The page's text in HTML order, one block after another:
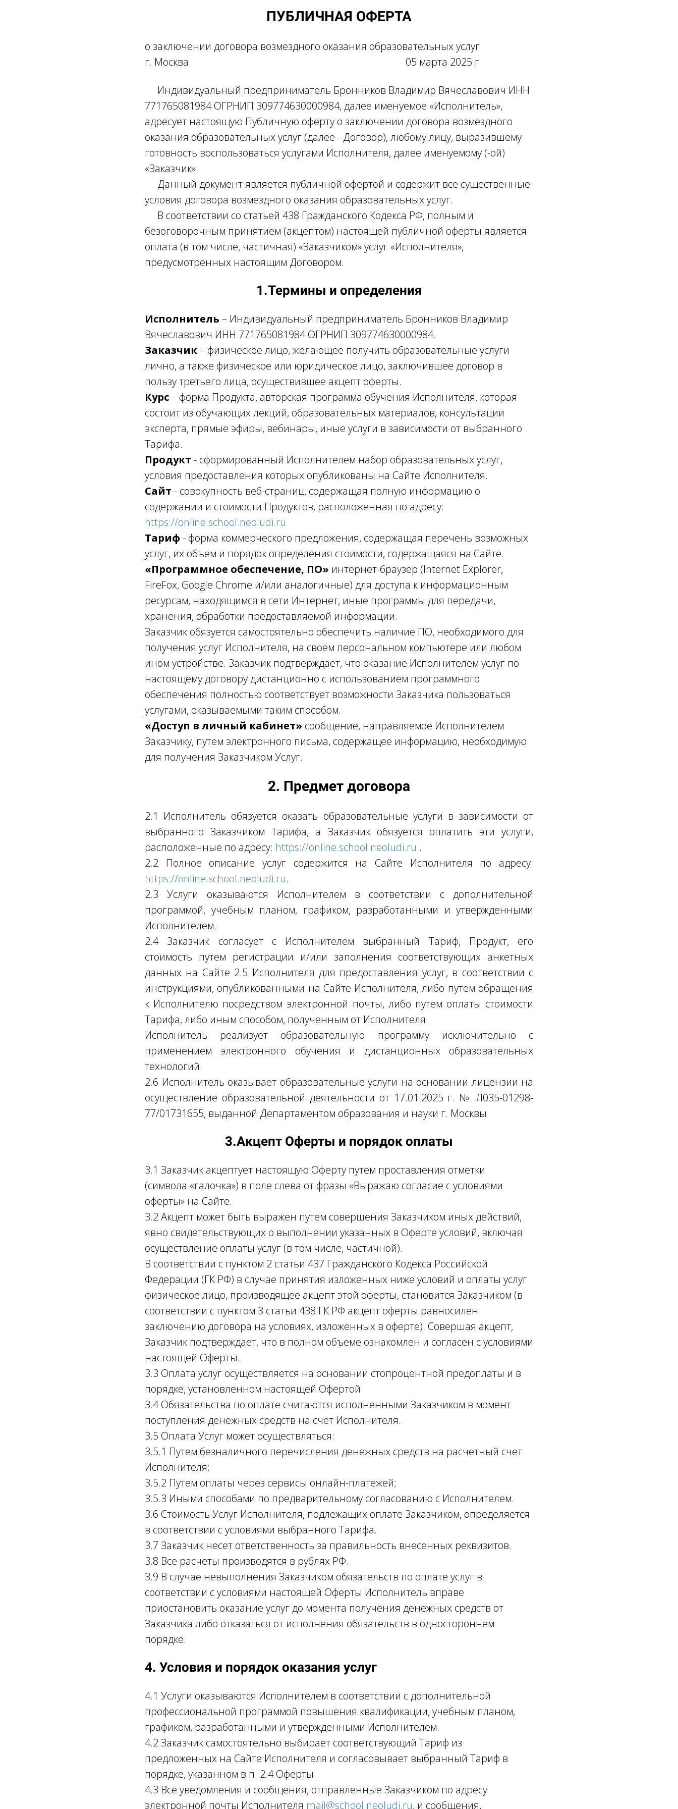
ПУБЛИЧНАЯ ОФЕРТА
о заключении договора возмездного оказания образовательных услуг
г. Москва 05 марта 2025 г
Индивидуальный предприниматель Бронников Владимир Вячеславович ИНН
771765081984 ОГРНИП 309774630000984, далее именуемое «Исполнитель»,
адресует настоящую Публичную оферту о заключении договора возмездного
оказания образовательных услуг (далее - Договор), любому лицу, выразившему
готовность воспользоваться услугами Исполнителя, далее именуемому (-ой)
«Заказчик».
Данный документ является публичной офертой и содержит все существенные
условия договора возмездного оказания образовательных услуг.
В соответствии со статьей 438 Гражданского Кодекса РФ, полным и
безоговорочным принятием (акцептом) настоящей публичной оферты является
оплата (в том числе, частичная) «Заказчиком» услуг «Исполнителя»,
предусмотренных настоящим Договором.
1.Термины и определения
Исполнитель – Индивидуальный предприниматель Бронников Владимир
Вячеславович ИНН 771765081984 ОГРНИП 309774630000984.
Заказчик– физическое лицо, желающее получить образовательные услуги
лично, а также физическое или юридическое лицо, заключившее договор в
пользу третьего лица, осуществившее акцепт оферты.
Курс– форма Продукта, авторская программа обучения Исполнителя, которая
состоит из обучающих лекций, образовательных материалов, консультации
эксперта, прямые эфиры, вебинары, иные услуги в зависимости от выбранного
Тарифа.
Продукт - сформированный Исполнителем набор образовательных услуг,
условия предоставления которых опубликованы на Сайте Исполнителя.
Сайт - совокупность веб-страниц, содержащая полную информацию о
содержании и стоимости Продуктов, расположенная по адресу:
https://online.school.neoludi.ru
Тариф - форма коммерческого предложения, содержащая перечень возможных
услуг, их объем и порядок определения стоимости, содержащаяся на Сайте.
«Программное обеспечение, ПО» интернет-браузер (Internet Explorer,
FireFox, Google Chrome и/или аналогичные) для доступа к информационным
ресурсам, находящимся в сети Интернет, иные программы для передачи,
хранения, обработки предоставляемой информации.
Заказчик обязуется самостоятельно обеспечить наличие ПО, необходимого для
получения услуг Исполнителя, на своем персональном компьютере или любом
ином устройстве. Заказчик подтверждает, что оказание Исполнителем услуг по
настоящему договору дистанционно с использованием программного
обеспечения полностью соответствует возможности Заказчика пользоваться
услугами, оказываемыми таким способом.
«Доступ в личный кабинет» сообщение, направляемое Исполнителем
Заказчику, путем электронного письма, содержащее информацию, необходимую
для получения Заказчиком Услуг.
2. Предмет договора
2.1 Исполнитель обязуется оказать образовательные услуги в зависимости от
выбранного Заказчиком Тарифа, а Заказчик обязуется оплатить эти услуги,
расположенные по адресу: https://online.school.neoludi.ru .
2.2 Полное описание услуг содержится на Сайте Исполнителя по адресу:
https://online.school.neoludi.ru.
2.3 Услуги оказываются Исполнителем в соответствии с дополнительной
программой, учебным планом, графиком, разработанными и утвержденными
Исполнителем.
2.4 Заказчик согласует с Исполнителем выбранный Тариф, Продукт, его
стоимость путем регистрации и/или заполнения соответствующих анкетных
данных на Сайте 2.5 Исполнителя для предоставления услуг, в соответствии с
инструкциями, опубликованными на Сайте Исполнителя, либо путем обращения
к Исполнителю посредством электронной почты, либо путем оплаты стоимости
Тарифа, либо иным способом, полученным от Исполнителя.
Исполнитель реализует образовательную программу исключительно с
применением электронного обучения и дистанционных образовательных
технологий.
2.6 Исполнитель оказывает образовательные услуги на основании лицензии на
осуществление образовательной деятельности от 17.01.2025 г. № Л035-01298-
77/01731655, выданной Департаментом образования и науки г. Москвы.
3.Акцепт Оферты и порядок оплаты
3.1 Заказчик акцептует настоящую Оферту путем проставления отметки
(символа «галочка») в поле слева от фразы «Выражаю согласие с условиями
оферты» на Сайте.
3.2 Акцепт может быть выражен путем совершения Заказчиком иных действий,
явно свидетельствующих о выполнении указанных в Оферте условий, включая
осуществление оплаты услуг (в том числе, частичной).
В соответствии с пунктом 2 статьи 437 Гражданского Кодекса Российской
Федерации (ГК РФ) в случае принятия изложенных ниже условий и оплаты услуг
физическое лицо, производящее акцепт этой оферты, становится Заказчиком (в
соответствии с пунктом 3 статьи 438 ГК РФ акцепт оферты равносилен
заключению договора на условиях, изложенных в оферте). Совершая акцепт,
Заказчик подтверждает, что в полном объеме ознакомлен и согласен с условиями
настоящей Оферты.
3.3 Оплата услуг осуществляется на основании стопроцентной предоплаты и в
порядке, установленном настоящей Офертой.
3.4 Обязательства по оплате считаются исполненными Заказчиком в момент
поступления денежных средств на счет Исполнителя.
3.5 Оплата Услуг может осуществляться:
3.5.1 Путем безналичного перечисления денежных средств на расчетный счет
Исполнителя;
3.5.2 Путем оплаты через сервисы онлайн-платежей;
3.5.3 Иными способами по предварительному согласованию с Исполнителем.
3.6 Стоимость Услуг Исполнителя, подлежащих оплате Заказчиком, определяется
в соответствии с условиями выбранного Тарифа.
3.7 Заказчик несет ответственность за правильность внесенных реквизитов.
3.8 Все расчеты производятся в рублях РФ.
3.9 В случае невыполнения Заказчиком обязательств по оплате услуг в
соответствии с условиями настоящей Оферты Исполнитель вправе
приостановить оказание услуг до момента получения денежных средств от
Заказчика либо отказаться от исполнения обязательств в одностороннем
порядке.
4. Условия и порядок оказания услуг
4.1 Услуги оказываются Исполнителем в соответствии с дополнительной
профессиональной программой повышения квалификации, учебным планом,
графиком, разработанными и утвержденными Исполнителем.
4.2 Заказчик самостоятельно выбирает соответствующий Тариф из
предложенных на Сайте Исполнителя и согласовывает выбранный Тариф в
порядке, указанном в п. 2.4 Оферты.
4.3 Все уведомления и сообщения, отправленные Заказчиком по адресу
электронной почты Исполнителя mail@school.neoludi.ru, и сообщения,